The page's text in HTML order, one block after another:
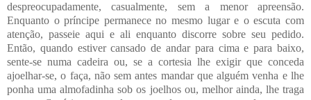
despreocupadamente, casualmente, sem a menor apreensão.
Enquanto o príncipe permanece no mesmo lugar e o escuta com
atenção, passeie aqui e ali enquanto discorre sobre seu pedido.
Então, quando estiver cansado de andar para cima e para baixo,
sente-se numa cadeira ou, se a cortesia lhe exigir que conceda
ajoelhar-se, o faça, não sem antes mandar que alguém venha e lhe
ponha uma almofadinha sob os joelhos ou, melhor ainda, lhe traga